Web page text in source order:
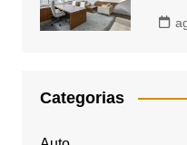
Categorias